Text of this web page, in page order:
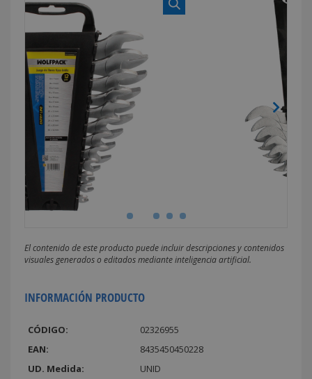
El contenido de este producto puede incluir descripciones y contenidos
visuales generados o editados mediante inteligencia artificial.
INFORMACIÓN PRODUCTO
CÓDIGO:
02326955
EAN:
8435450450228
UD. Medida:
UNID